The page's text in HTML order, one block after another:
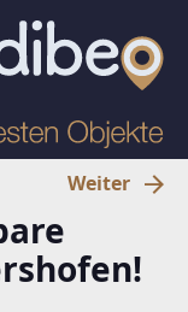
Weiter